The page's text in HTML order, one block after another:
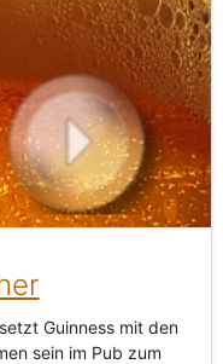
Guinness mit den
sein im Pub zum